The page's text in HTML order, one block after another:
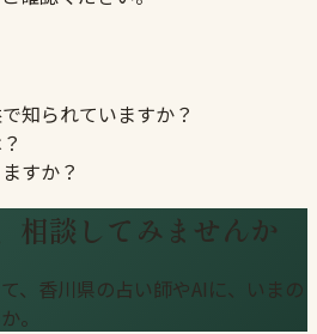
知られていますか？
すか？
相談してみませんか
、香川県の占い師やAIに、いまの
。